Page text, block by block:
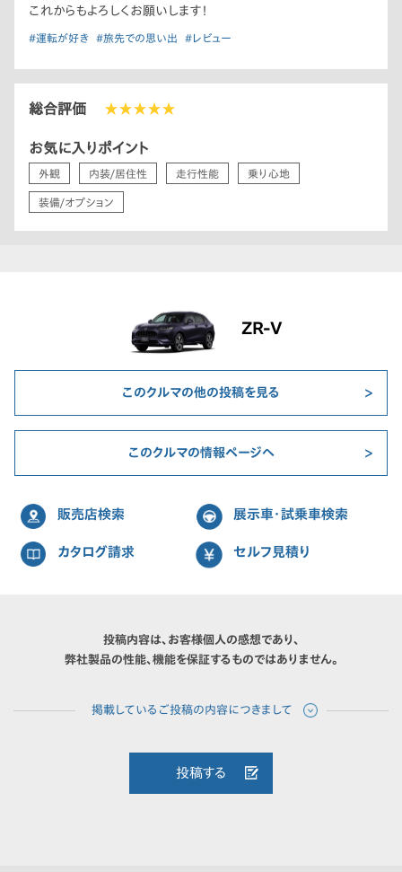
これからもよろしくお願いします！
#運転が好き #旅先での思い出 #レビュー
総合評価 ★★★★★
お気に入りポイント
外観 内装/居住性 走行性能 乗り心地
装備/オプション
ZR-V
このクルマの他の投稿を見る
このクルマの情報ページへ
販売店検索 展示車・試乗車検索
カタログ請求 セルフ見積り
投稿内容は、お客様個人の感想であり、
弊社製品の性能、機能を保証するものではありません。
投稿する